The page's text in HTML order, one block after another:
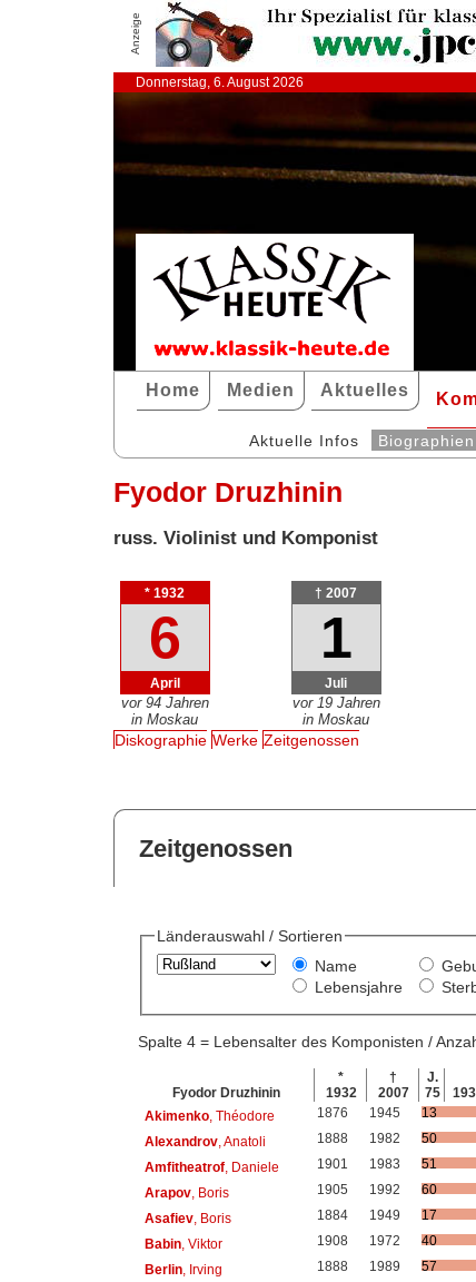
Anzeige
Donnerstag, 6. August 2026
Home Medien Aktuelles
Aktuelle Infos Biographien
Fyodor Druzhinin
russ. Violinist und Komponist
* 1932
6
April
vor 94 Jahren
in Moskau
† 2007
1
Juli
vor 19 Jahren
in Moskau
Diskographie Werke Zeitgenossen
Zeitgenossen
Länderauswahl / Sortieren
Name
Lebensjahre
Spalte 4 = Lebensalter des Komponisten /
Fyodor Druzhinin
*
1932
†
2007
J.
75
Akimenko, Théodore 1876 1945
13
Alexandrov, Anatoli 1888 1982
50
Amfitheatrof, Daniele 1901 1983
51
Arapov, Boris 1905 1992
60
Asafiev, Boris 1884 1949
17
Babin, Viktor 1908 1972
40
Berlin, Irving 1888 1989
57